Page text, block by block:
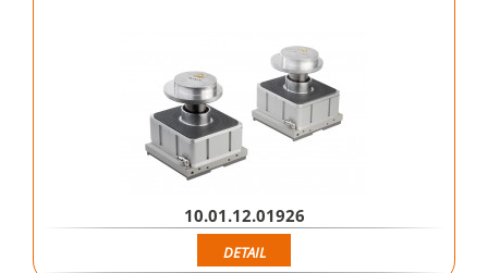
10.01.12.01926
DETAIL